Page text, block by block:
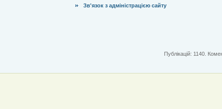
Зв'язок з адміністрацією сайту
Публікацій: 1140.